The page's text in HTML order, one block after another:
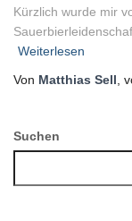
Kürzlich wurde mir
Weiterlesen
Von Matthias Sell ,
Suchen